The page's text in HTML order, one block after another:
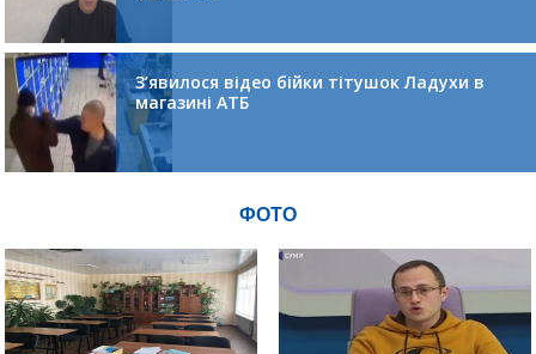
З’явилося відео бійки тітушок Ладухи в
магазині АТБ
ФОТО